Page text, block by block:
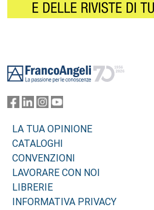
LA TUA OPINIONE
CATALOGHI
CONVENZIONI
LAVORARE CON NOI
LIBRERIE
INFORMATIVA PRIVACY